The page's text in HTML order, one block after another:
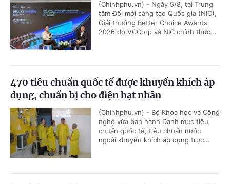
(Chinhphu.vn) - Ngày 5/8, tại Trung
tâm Đổi mới sáng tạo Quốc gia (NIC),
Giải thưởng Better Choice Awards
2026 do VCCorp và NIC chính thức...
470 tiêu chuẩn quốc tế được khuyến khích áp
dụng, chuẩn bị cho điện hạt nhân
(Chinhphu.vn) - Bộ Khoa học và Công
nghệ vừa ban hành Danh mục tiêu
chuẩn quốc tế, tiêu chuẩn nước
ngoài khuyến khích áp dụng trực...